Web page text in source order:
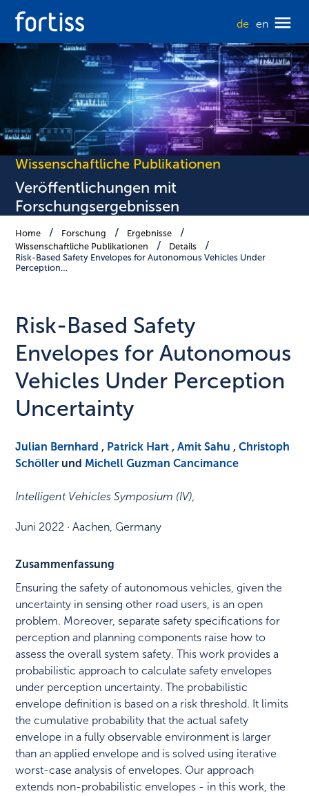
de en
Wissenschaftliche Publikationen
Veröffentlichungen mit
Forschungsergebnissen
Home Forschung
Ergebnisse
Wissenschaftliche Publikationen
Details
Risk-Based Safety Envelopes for Autonomous Vehicles Under
Perception…
Risk-Based Safety
Envelopes for Autonomous
Vehicles Under Perception
Uncertainty
Julian Bernhard , Patrick Hart ,Amit Sahu ,Christoph
Schöller und Michell Guzman Cancimance
Intelligent Vehicles Symposium (IV),
Juni 2022 ·Aachen, Germany
Zusammenfassung
Ensuring the safety of autonomous vehicles, given the
uncertainty in sensing other road users, is an open
problem. Moreover, separate safety specifications for
perception and planning components raise how to
assess the overall system safety. This work provides a
probabilistic approach to calculate safety envelopes
under perception uncertainty. The probabilistic
envelope definition is based on a risk threshold. It limits
the cumulative probability that the actual safety
envelope in a fully observable environment is larger
than an applied envelope and is solved using iterative
worst-case analysis of envelopes. Our approach
extends non-probabilistic envelopes - in this work, the